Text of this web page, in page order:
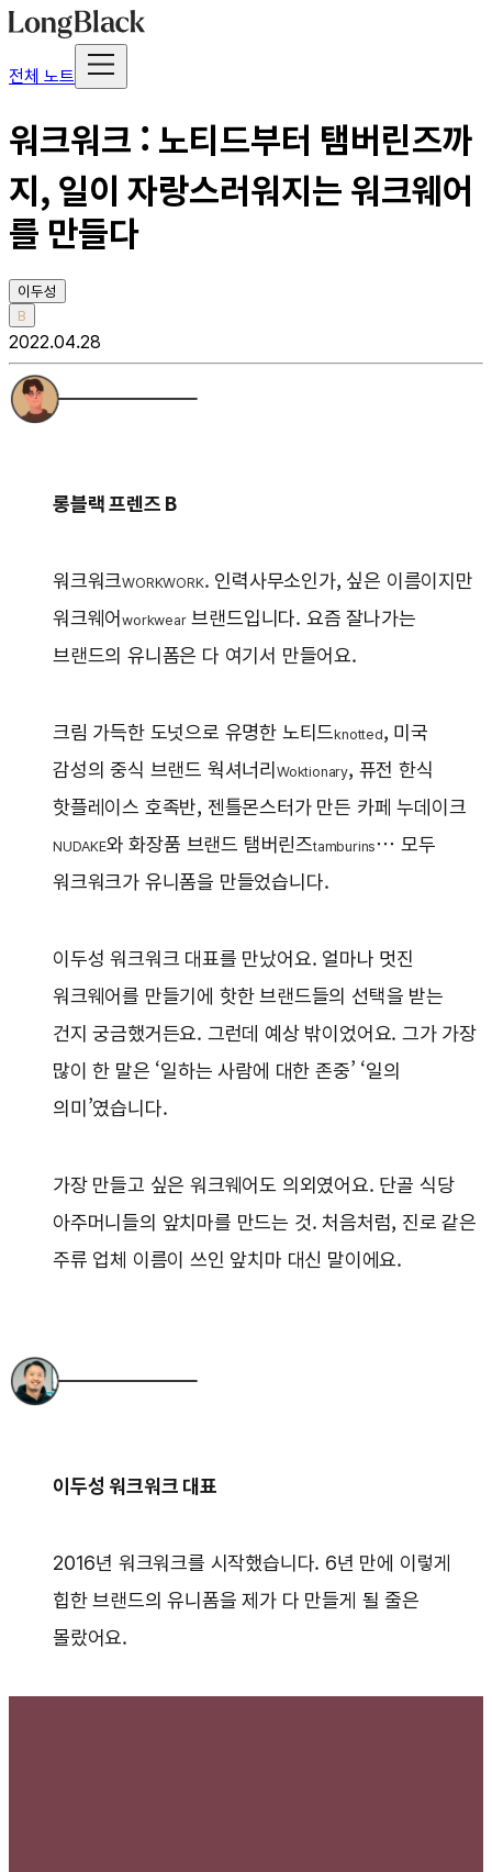
전체 노트
워크워크 : 노티드부터 탬버린즈까
지, 일이 자랑스러워지는 워크웨어
를 만들다
이두성
B
2022.04.28
롱블랙 프렌즈 B
워크워크WORKWORK. 인력사무소인가, 싶은 이름이지만
워크웨어workwear브랜드입니다. 요즘 잘나가는
브랜드의 유니폼은 다 여기서 만들어요.
크림 가득한 도넛으로 유명한 노티드knotted, 미국
감성의 중식 브랜드 웍셔너리Woktionary, 퓨전 한식
핫플레이스 호족반, 젠틀몬스터가 만든 카페 누데이크
NUDAKE와 화장품 브랜드 탬버린즈tamburins … 모두
워크워크가 유니폼을 만들었습니다.
이두성 워크워크 대표를 만났어요. 얼마나 멋진
워크웨어를 만들기에 핫한 브랜드들의 선택을 받는
건지 궁금했거든요. 그런데 예상 밖이었어요. 그가 가장
많이 한 말은 ‘일하는 사람에 대한 존중’ ‘일의
의미’였습니다.
가장 만들고 싶은 워크웨어도 의외였어요. 단골 식당
아주머니들의 앞치마를 만드는 것. 처음처럼, 진로 같은
주류 업체 이름이 쓰인 앞치마 대신 말이에요.
이두성 워크워크 대표
2016년 워크워크를 시작했습니다. 6년 만에 이렇게
힙한 브랜드의 유니폼을 제가 다 만들게 될 줄은
몰랐어요.